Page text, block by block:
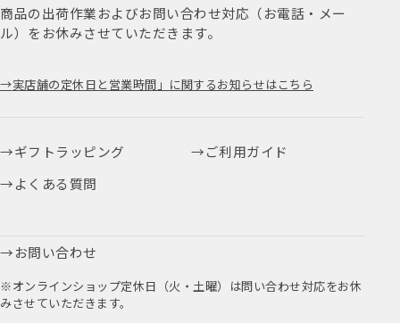
商品の出荷作業およびお問い合わせ対応（お電話・メー
ル）をお休みさせていただきます。
実店舗の定休日と営業時間」に関するお知らせはこちら
ギフトラッピング
ご利用ガイド
よくある質問
お問い合わせ
※オンラインショップ定休日（火・土曜）は問い合わせ対応をお休
みさせていただきます。